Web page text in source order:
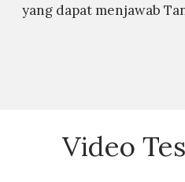
yang dapat menjawab
Video